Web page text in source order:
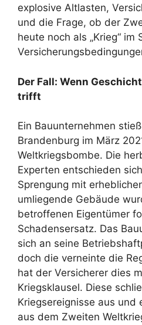
explosive Altlasten,
und die Frage, ob der
heute noch als „Krieg“ im
Der Fall: Wenn
trifft
Ein Bauunternehmen
Brandenburg im März
Weltkriegsbombe. Die
Experten entschieden
Sprengung mit
umliegende Gebäude
betroffenen Eigentümer
Schadensersatz. Das
sich an seine
doch die verneinte die
hat der Versicherer dies
Kriegsklausel. Diese
Kriegsereignisse aus und
aus dem Zweiten